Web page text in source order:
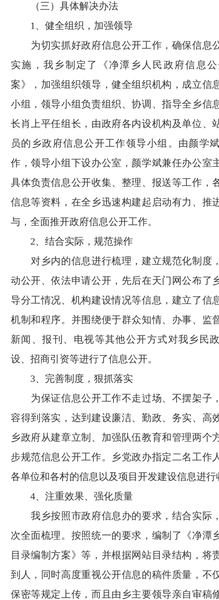
（三）具体解决办法
1、健全组织，加强领导
为切实抓好政府信息公开工作，确保信息
实施，我乡制定了《净潭乡人民政府信息
案》，加强组织领导，健全组织机构，成立信
小组，领导小组负责组织、协调、指导全乡信
长肖上平任组长，由政府各内设机构及单位、
员的乡政府信息公开工作领导小组。由颜学
作，领导小组下设办公室，颜学斌兼任办公室
具体负责信息公开收集、整理、报送等工作，
信息等资料，在全乡迅速构建起启动有力、推
与，全面推开政府信息公开工作。
2、结合实际，规范操作
对乡内的信息进行梳理，建立规范化制度
动公开、依法申请公开，先后在天门网公布了
导分工情况、机构建设情况等信息，建立了信
机制和程序。并围绕便于群众知情、办事、监
新闻、报刊、电视等其他公开方式对我乡民
设、招商引资等进行了信息公开。
3、完善制度，狠抓落实
为保证信息公开工作不走过场、不摆架子
容得到落实，达到建设廉洁、勤政、务实、高
乡政府从建章立制、加强队伍教育和管理两个
步规范信息公开工作。乡党政办指定二名工作
各单位和各村的信息以及项目开发建设信息进
4、注重效果、强化质量
我乡按照市政府信息办的要求，结合实际
次全面梳理。按照统一的要求，编制了《净潭
目录编制方案》等，并根据网站目录结构，将
到人，同时高度重视公开信息的稿件质量，不
保密等规定上传，而且由乡主要领导亲自审稿